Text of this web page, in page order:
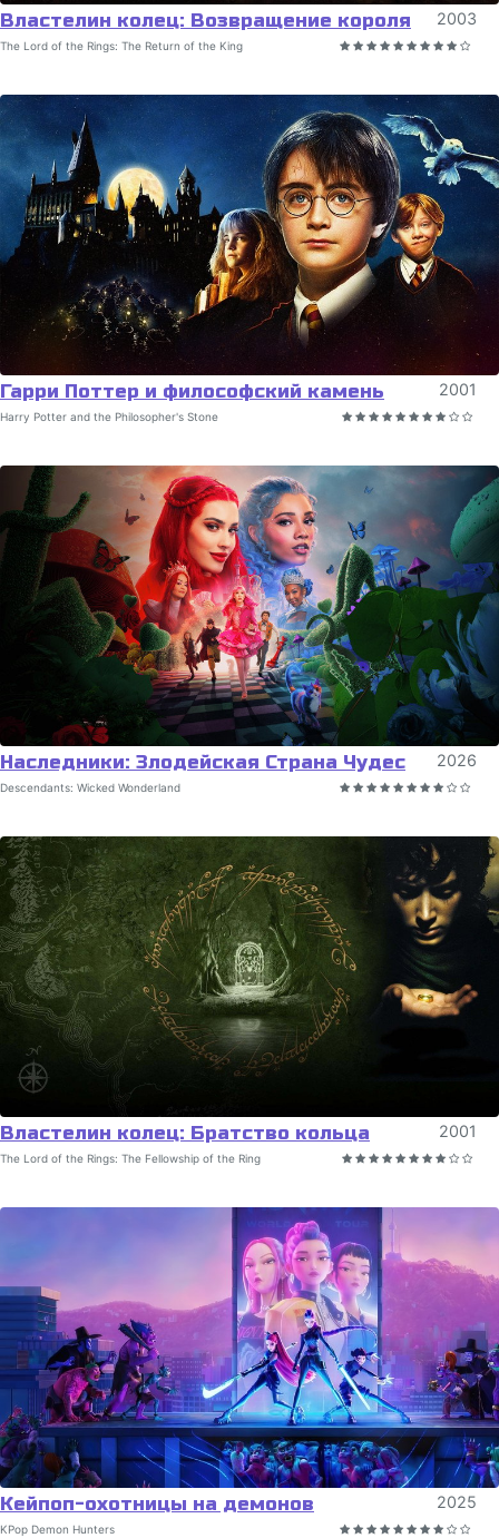
Властелин колец: Возвращение короля 2003
The Lord of the Rings: The Return of the King
Гарри Поттер и философский камень 2001
Harry Potter and the Philosopher's Stone
Наследники: Злодейская Страна Чудес 2026
Descendants: Wicked Wonderland
Властелин колец: Братство кольца 2001
The Lord of the Rings: The Fellowship of the Ring
Кейпоп-охотницы на демонов 2025
KPop Demon Hunters